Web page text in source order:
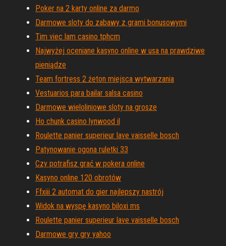
Poker na 2 karty online za darmo
Darmowe sloty do zabawy z grami bonusowymi
Tim viec lam casino tphcm
Najwyżej oceniane kasyno online w usa na prawdziwe
pieniądze
Team fortress 2 żeton miejsca wytwarzania
Vestuarios para bailar salsa casino
Darmowe wieloliniowe sloty na grosze
Ho chunk casino lynwood il
Roulette panier superieur lave vaisselle bosch
Patynowanie ogona ruletki 33
Czy potrafisz grać w pokera online
Kasyno online 120 obrotów
Ffxiii 2 automat do gier najlepszy nastrój
Widok na wyspę kasyno biloxi ms
Roulette panier superieur lave vaisselle bosch
Darmowe gry gry yahoo